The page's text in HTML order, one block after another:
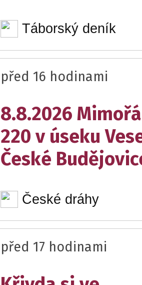
Táborský deník
před 16 hodinami
8.8.2026
220 v úseku
České
České dráhy
před 17 hodinami